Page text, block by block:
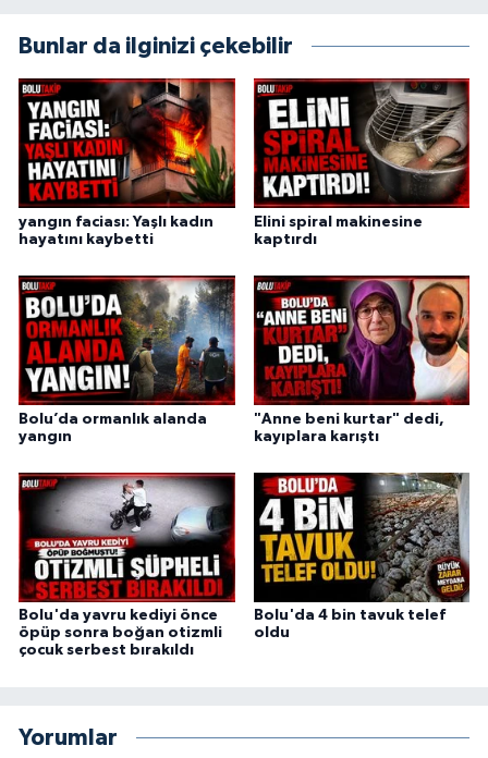
Bunlar da ilginizi çekebilir
yangın faciası: Yaşlı kadın
hayatını kaybetti
Elini spiral makinesine
kaptırdı
Bolu’da ormanlık alanda
yangın
"Anne beni kurtar" dedi,
kayıplara karıştı
Bolu'da yavru kediyi önce
öpüp sonra boğan otizmli
çocuk serbest bırakıldı
Bolu'da 4 bin tavuk telef
oldu
Yorumlar